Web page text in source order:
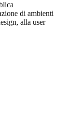
di ambienti
alla user